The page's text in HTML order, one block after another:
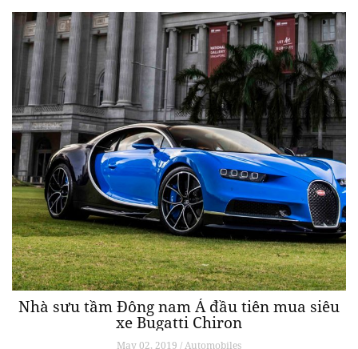
Nhà sưu tầm Đông nam Á đầu tiên mua siêu
xe Bugatti Chiron
May 02, 2019 / Automobiles